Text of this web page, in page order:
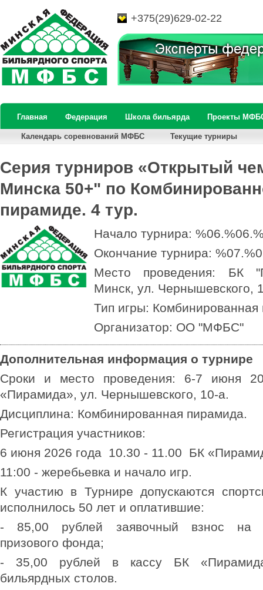
+375(29)629-02-22
Главная Федерация Школа бильярда Проекты
Календарь соревнований МФБС Текущие турниры
Серия турниров «Открытый
Минска 50+" по
пирамиде. 4 тур.
Начало турнира:
Окончание турнира:
Место проведения: БК
Минск, ул. Чернышевского,
Тип игры: Комбинированная
Организатор: ОО "МФБС"
Дополнительная информация о турнире
Сроки и место проведения: 6-7 июня
«Пирамида», ул. Чернышевского, 10-а.
Дисциплина: Комбинированная пирамида.
Регистрация участников:
6 июня 2026 года 10.30 - 11.00
БК
11:00 - жеребьевка и начало игр.
К участию в Турнире допускаются
исполнилось 50 лет и оплатившие:
- 85,00 рублей заявочный взнос на
призового фонда;
- 35,00 рублей в кассу БК
бильярдных столов.